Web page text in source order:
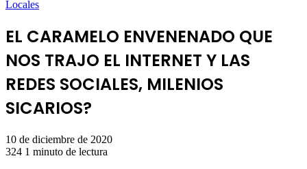
Locales
EL CARAMELO ENVENENADO QUE
NOS TRAJO EL INTERNET Y LAS
REDES SOCIALES, MILENIOS
SICARIOS?
10 de diciembre de 2020
324 1 minuto de lectura